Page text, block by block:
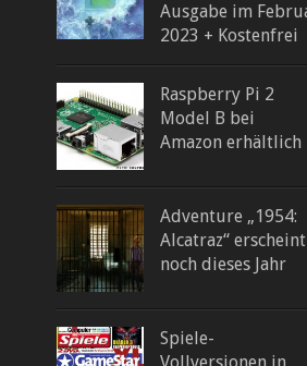
Ausgabe im
2023 + Kostenfrei
Raspberry Pi 2
Model B bei
Amazon erhältlich
Adventure „1954:
Alcatraz“ erscheint
noch dieses Jahr
Spiele-